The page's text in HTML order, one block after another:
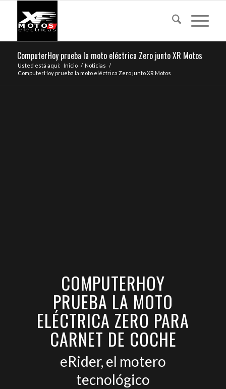
ComputerHoy prueba la moto eléctrica Zero junto XR Motos
Usted está aquí: Inicio / Noticias /
ComputerHoy prueba la moto eléctrica Zero junto XR Motos
COMPUTERHOY
PRUEBA LA MOTO
ELÉCTRICA ZERO PARA
CARNET DE COCHE
eRider, el motero
tecnológico